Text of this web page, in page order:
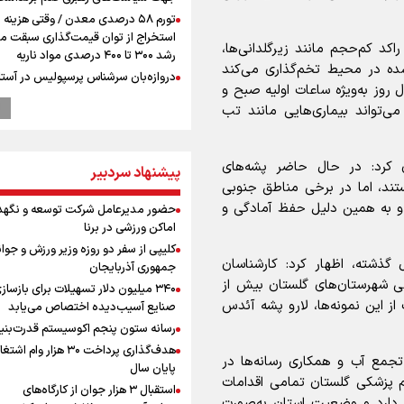
کم‌حجم مانند زیرگلدانی‌ها،
در محیط تخم‌گذاری می‌کند
روز به‌ویژه ساعات اولیه صبح و
بیماری‌هایی مانند تب
کرد: در حال حاضر پشه‌های
اما در برخی مناطق جنوبی
به همین دلیل حفظ آمادگی و
به اقدامات انجام‌شده در طول ۲ سال گذشته، اظهار کرد: کارشناسان
لاروی در تمامی شهرستان‌های گلستان بیش از
از این نمونه‌ها، لارو پشه آئدس
آب و همکاری رسانه‌ها در
پزشکی گلستان تمامی اقدامات
تورم ۵۸ درصدی معدن / وقتی هزینه
استخراج از توان قیمت‌گذاری سبقت
رشد ۳۰۰ تا ۴۰۰ درصدی مواد ناریه
دروازه‌بان سرشناس پرسپولیس در
پزشکیان: مذاکره به معنای تسلیم
وجود ندارد
طلا و دلار در آستانه یک تغییر مهم
همتی: اظهارات جدید آمریکا با ادعاهای
سازگار نیست
طلاق؛ زنگ خطری برای خانواده و سرمایه
اجتماعی
رونمایی از شماره پیراهن جدید بازیکنان
استقلال
افزایش شمار شهدای لبنان به چهار
۳۳۵ شهید
محمد نوری روبروی پرسپولیس می
پیشنهاد سردبیر
حضور مدیرعامل شرکت توسعه و
اماکن ورزشی در برنا
کلیپی از سفر دو روزه وزیر ورزش و
جمهوری آذربایجان
۳۴۰ میلیون دلار تسهیلات برای
صنایع آسیب‌دیده اختصاص می‌یابد
رسانه ستون پنجم اکوسیستم
هدف‌گذاری پرداخت ۳۰ هزار وام
پایان سال
استقبال ۳ هزار جوان از کارگاه‌های